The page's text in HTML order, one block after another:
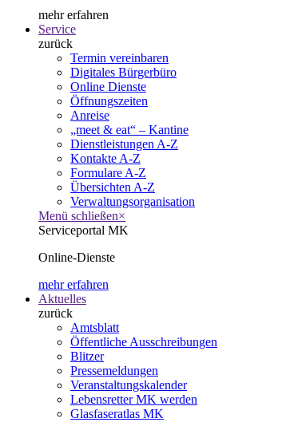
mehr erfahren
Service
zurück
Termin vereinbaren
Digitales Bürgerbüro
Online Dienste
Öffnungszeiten
Anreise
„meet & eat“ – Kantine
Dienstleistungen A-Z
Kontakte A-Z
Formulare A-Z
Übersichten A-Z
Verwaltungsorganisation
Menü schließen×
Serviceportal MK
Online-Dienste
mehr erfahren
Aktuelles
zurück
Amtsblatt
Öffentliche Ausschreibungen
Blitzer
Pressemeldungen
Veranstaltungskalender
Lebensretter MK werden
Glasfaseratlas MK